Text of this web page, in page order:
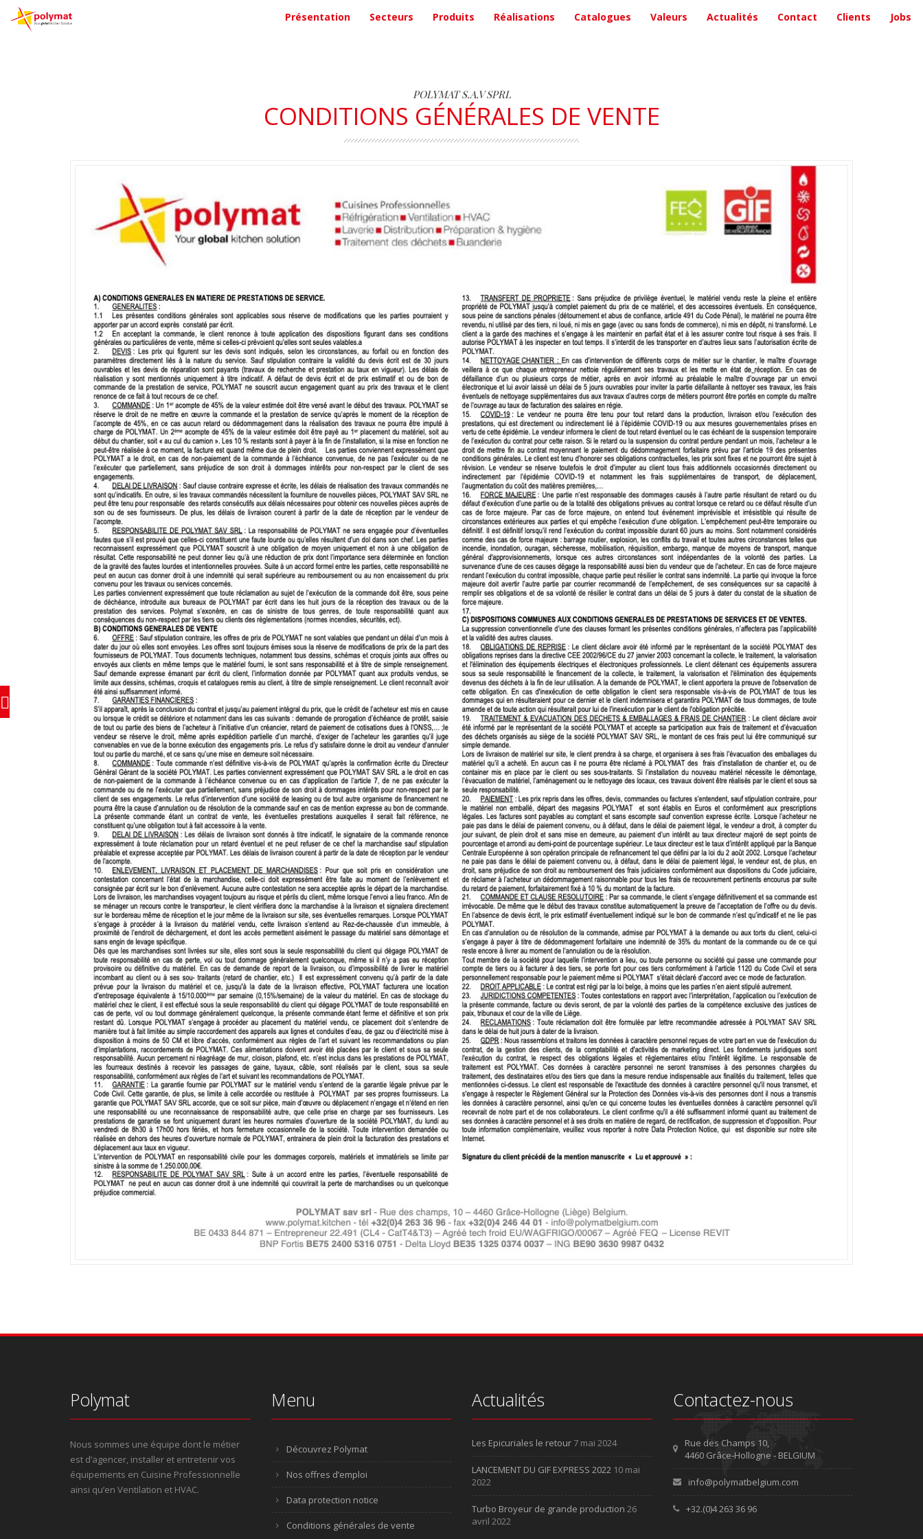
Présentation Secteurs Produits Réalisations Catalogues Valeurs Actualités Contact Clients Jobs
POLYMAT S.A.V SPRL
CONDITIONS GÉNÉRALES DE VENTE
Polymat
Nous sommes une équipe dont le métier
est d’agencer, installer et entretenir vos
équipements en Cuisine Professionnelle
ainsi qu’en Ventilation et HVAC.
Menu
Découvrez Polymat
Nos offres d’emploi
Data protection notice
Conditions générales de vente
Actualités
Les Epicuriales le retour 7 mai 2024
LANCEMENT DU GIF EXPRESS 2022 10 mai
2022
Turbo Broyeur de grande production 26
avril 2022
Contactez-nous
Rue des Champs 10,
4460 Grâce-Hollogne - BELGIUM
info@polymatbelgium.com
+32.(0)4 263 36 96